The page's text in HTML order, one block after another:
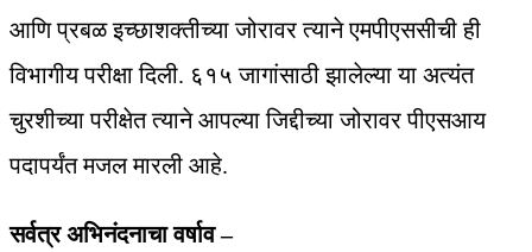
आणि प्रबळ इच्छाशक्तीच्या जोरावर त्याने एमपीएससीची ही
विभागीय परीक्षा दिली. ६१५ जागांसाठी झालेल्या या अत्यंत
चुरशीच्या परीक्षेत त्याने आपल्या जिद्दीच्या जोरावर पीएसआय
पदापर्यंत मजल मारली आहे.
सर्वत्र अभिनंदनाचा वर्षाव –